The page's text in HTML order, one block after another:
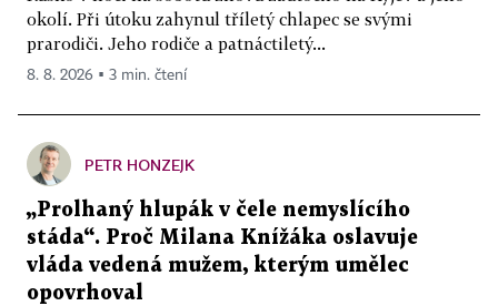
okolí. Při útoku zahynul tříletý chlapec se svými
prarodiči. Jeho rodiče a patnáctiletý...
8. 8. 2026 ▪ 3 min. čtení
PETR HONZEJK
„Prolhaný hlupák v čele nemyslícího
stáda“. Proč Milana Knížáka oslavuje
vláda vedená mužem, kterým umělec
opovrhoval